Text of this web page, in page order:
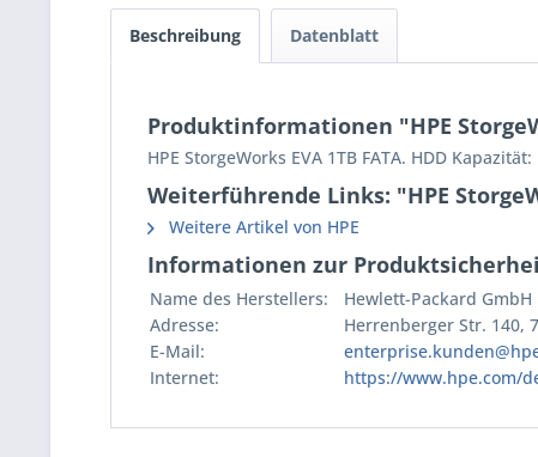
Beschreibung Datenblatt
Produktinformationen "HPE
HPE StorgeWorks EVA 1TB FATA. HDD
Weiterführende Links: "HPE
Weitere Artikel von HPE
Informationen zur
Name des Herstellers:
Hewlett-Packard GmbH
Adresse:
Herrenberger Str. 140,
E-Mail:
Internet:
https://www.hpe.com/